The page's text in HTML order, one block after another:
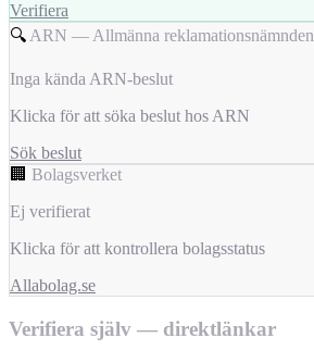
Verifiera
🔍 ARN — Allmänna reklamationsnämnden
Inga kända ARN-beslut
Klicka för att söka beslut hos ARN
Sök beslut
🏢 Bolagsverket
Ej verifierat
Klicka för att kontrollera bolagsstatus
Allabolag.se
Verifiera själv — direktlänkar